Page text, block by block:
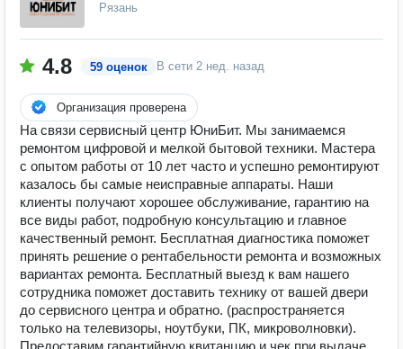
Рязань
4.8 59 оценок В сети 2 нед. назад
Организация проверена
На связи сервисный центр ЮниБит. Мы занимаемся
ремонтом цифровой и мелкой бытовой техники. Мастера
с опытом работы от 10 лет часто и успешно ремонтируют
казалось бы самые неисправные аппараты. Наши
клиенты получают хорошее обслуживание, гарантию на
все виды работ, подробную консультацию и главное
качественный ремонт. Бесплатная диагностика поможет
принять решение о рентабельности ремонта и возможных
вариантах ремонта. Бесплатный выезд к вам нашего
сотрудника поможет доставить технику от вашей двери
до сервисного центра и обратно. (распространяется
только на телевизоры, ноутбуки, ПК, микроволновки).
Предоставим гарантийную квитанцию и чек при выдаче